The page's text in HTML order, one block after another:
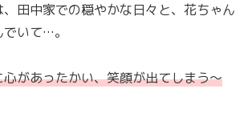
田中家での穏やかな日々と、花ちゃん
いて…。
があったかい、笑顔が出てしまう～